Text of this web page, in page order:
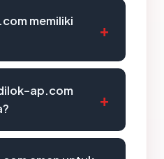
memiliki
ap.com